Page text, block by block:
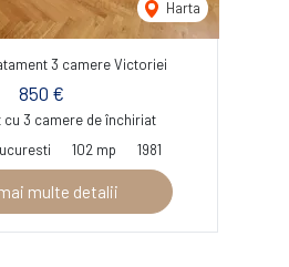
Harta
3 camere Victoriei
850 €
cu 3 camere de închiriat
102 mp 1981
multe detalii